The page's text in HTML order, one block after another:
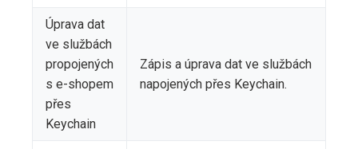
Úprava dat
ve službách
propojených
s e-shopem
přes
Keychain
Zápis a úprava dat ve službách
napojených přes Keychain.